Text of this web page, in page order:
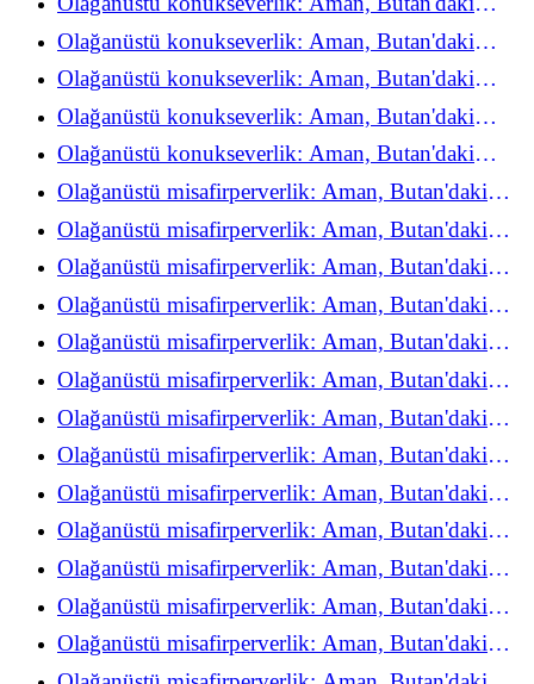
refah deneyimini yeniden keşfediyor
Olağanüstü konukseverlik: Aman, Butan'daki
refah deneyimini yeniden keşfediyor
Olağanüstü konukseverlik: Aman, Butan'daki
refah deneyimini yeniden keşfediyor
Olağanüstü konukseverlik: Aman, Butan'daki
refah deneyimini yeniden keşfediyor
Olağanüstü konukseverlik: Aman, Butan'daki
refah deneyimini yeniden keşfediyor
Olağanüstü misafirperverlik: Aman, Butan'daki
refah deneyimini yeniden keşfediyor
Olağanüstü misafirperverlik: Aman, Butan'daki
refah deneyimini yeniden keşfediyor
Olağanüstü misafirperverlik: Aman, Butan'daki
refah deneyimini yeniden keşfediyor
Olağanüstü misafirperverlik: Aman, Butan'daki
refah deneyimini yeniden keşfediyor
Olağanüstü misafirperverlik: Aman, Butan'daki
refah deneyimini yeniden keşfediyor
Olağanüstü misafirperverlik: Aman, Butan'daki
refah deneyimini yeniden keşfediyor
Olağanüstü misafirperverlik: Aman, Butan'daki
refah deneyimini yeniden keşfediyor
Olağanüstü misafirperverlik: Aman, Butan'daki
refah deneyimini yeniden keşfediyor
Olağanüstü misafirperverlik: Aman, Butan'daki
refah deneyimini yeniden keşfediyor
Olağanüstü misafirperverlik: Aman, Butan'daki
refah deneyimini yeniden keşfediyor
Olağanüstü misafirperverlik: Aman, Butan'daki
refah deneyimini yeniden keşfediyor
Olağanüstü misafirperverlik: Aman, Butan'daki
refah deneyimini yeniden keşfediyor
Olağanüstü misafirperverlik: Aman, Butan'daki
refah deneyimini yeniden keşfediyor